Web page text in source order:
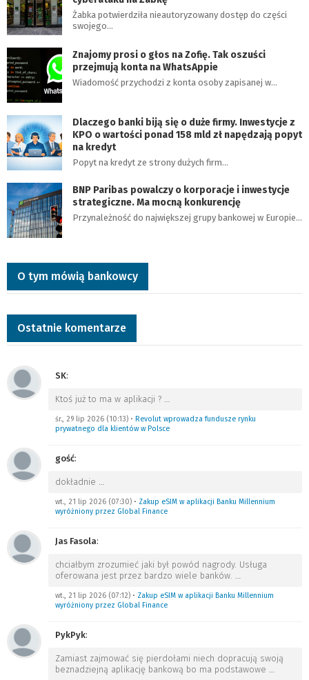
Żabka potwierdziła nieautoryzowany dostęp do części
swojego…
Znajomy prosi o głos na Zofię. Tak oszuści
przejmują konta na WhatsAppie
Wiadomość przychodzi z konta osoby zapisanej w…
Dlaczego banki biją się o duże firmy. Inwestycje z
KPO o wartości ponad 158 mld zł napędzają popyt
na kredyt
Popyt na kredyt ze strony dużych firm…
BNP Paribas powalczy o korporacje i inwestycje
strategiczne. Ma mocną konkurencję
Przynależność do największej grupy bankowej w Europie…
O tym mówią bankowcy
Ostatnie komentarze
SK:
Ktoś już to ma w aplikacji ? …
śr., 29 lip 2026 (10:13) • Revolut wprowadza fundusze rynku
prywatnego dla klientów w Polsce
gość:
dokładnie …
wt., 21 lip 2026 (07:30) • Zakup eSIM w aplikacji Banku Millennium
wyróżniony przez Global Finance
Jas Fasola:
chciałbym zrozumieć jaki był powód nagrody. Usługa
oferowana jest przez bardzo wiele banków. …
wt., 21 lip 2026 (07:12) • Zakup eSIM w aplikacji Banku Millennium
wyróżniony przez Global Finance
PykPyk:
Zamiast zajmować się pierdołami niech dopracują swoją
beznadziejną aplikację bankową bo ma podstawowe …